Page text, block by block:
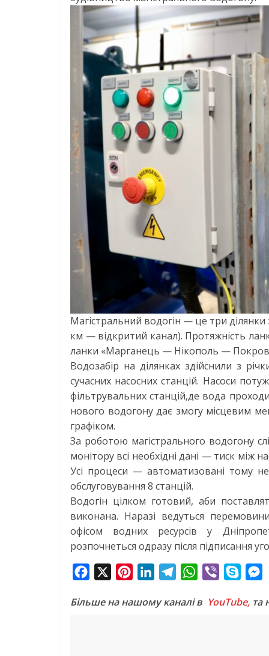
Магістральний водогін — це три
км — відкритий канал). Протяжність
ланки «Марганець — Нікополь —
Водозабір на ділянках здійснили з
сучасних насосних станцій. Насоси
фільтрувальних станцій,де вода
нового водогону дає змогу місцевим
графіком.
За роботою магістрального водогону
монітору всі необхідні дані — тиск між
Усі процеси — автоматизовані тому
обслуговування 8 станцій.
Водогін цілком готовий, аби
виконана. Наразі ведуться
офісом водних ресурсів у
розпочнеться одразу після підписання
c
n
n
l
W
a
b
y
s
Більше на нашому каналі в YouTube, та